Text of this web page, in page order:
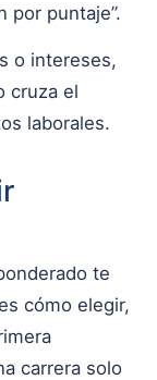
por puntaje”.
o intereses,
cruza el
laborales.
te
cómo elegir,
carrera solo